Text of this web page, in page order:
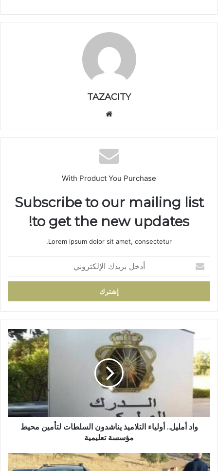
TAZACITY
الوي
ب
With Product You Purchase
Subscribe to our mailing list
to get the new updates!
Lorem ipsum dolor sit amet, consectetur.
خ
ب
ر
ا
ل
إ
ك
ت
ر
د
أ
م
ل
ي
.
ل
ي
واد أمليل.. أولياء التلاميذ يناشدون السلطات لتأمين محيط
مؤسسة تعليمية
ت
ا